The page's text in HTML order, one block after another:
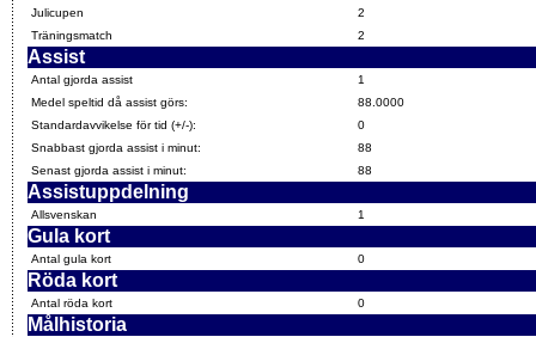
Julicupen
2
Träningsmatch
2
Assist
Antal gjorda assist
1
Medel speltid då assist görs:
88.0000
Standardavvikelse för tid (+/-):
0
Snabbast gjorda assist i minut:
88
Senast gjorda assist i minut:
88
Assistuppdelning
Allsvenskan 1
Gula kort
Antal gula kort 0
Röda kort
Antal röda kort 0
Målhistoria